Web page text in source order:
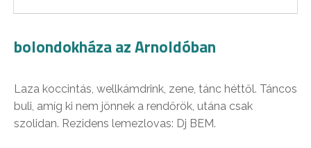
bolondokháza az Arnoldóban
Laza koccintás, wellkámdrink, zene, tánc héttől. Táncos
buli, amíg ki nem jönnek a rendőrök, utána csak
szolidan. Rezidens lemezlovas: Dj BEM.